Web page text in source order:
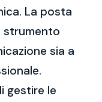
La posta
strumento
sia a
gestire le